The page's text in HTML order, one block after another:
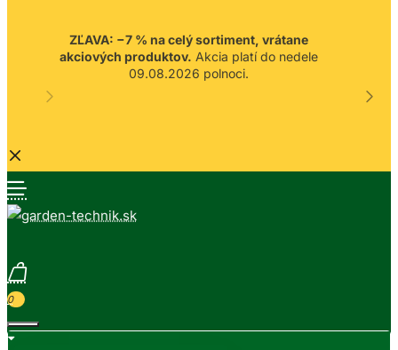
ZĽAVA: −7 % na celý sortiment, vrátane
akciových produktov. Akcia platí do nedele
09.08.2026 polnoci.
0